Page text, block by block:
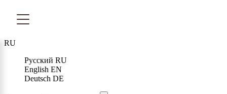
RU
Русский RU
English EN
Deutsch DE